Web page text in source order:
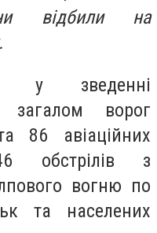
відбили на
у зведенні
загалом ворог
86 авіаційних
обстрілів з
вогню по
та населених